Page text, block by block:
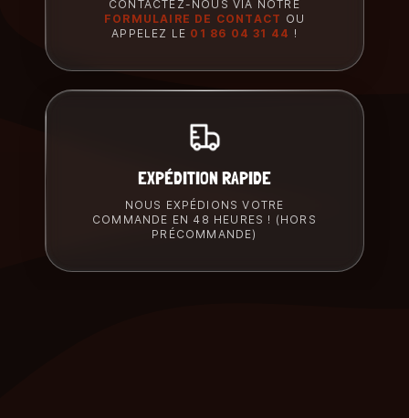
CONTACTEZ-NOUS VIA NOTRE
FORMULAIRE DE CONTACT OU
APPELEZ LE 01 86 04 31 44 !
EXPÉDITION RAPIDE
NOUS EXPÉDIONS VOTRE
COMMANDE EN 48 HEURES ! (HORS
PRÉCOMMANDE)